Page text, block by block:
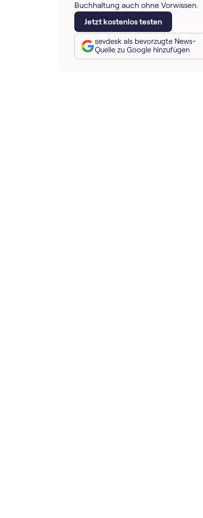
Buchhaltung auch ohne Vorwissen.
Jetzt kostenlos testen
sevdesk als bevorzugte News-
Quelle zu Google hinzufügen